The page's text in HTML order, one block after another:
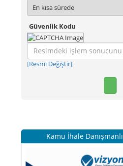
Güvenlik Kodu
[Resmi Değiştir]
Kamu İhale